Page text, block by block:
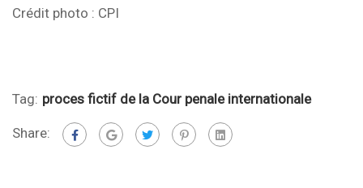
Crédit photo : CPI
Tag: proces fictif de la Cour penale internationale
Share: